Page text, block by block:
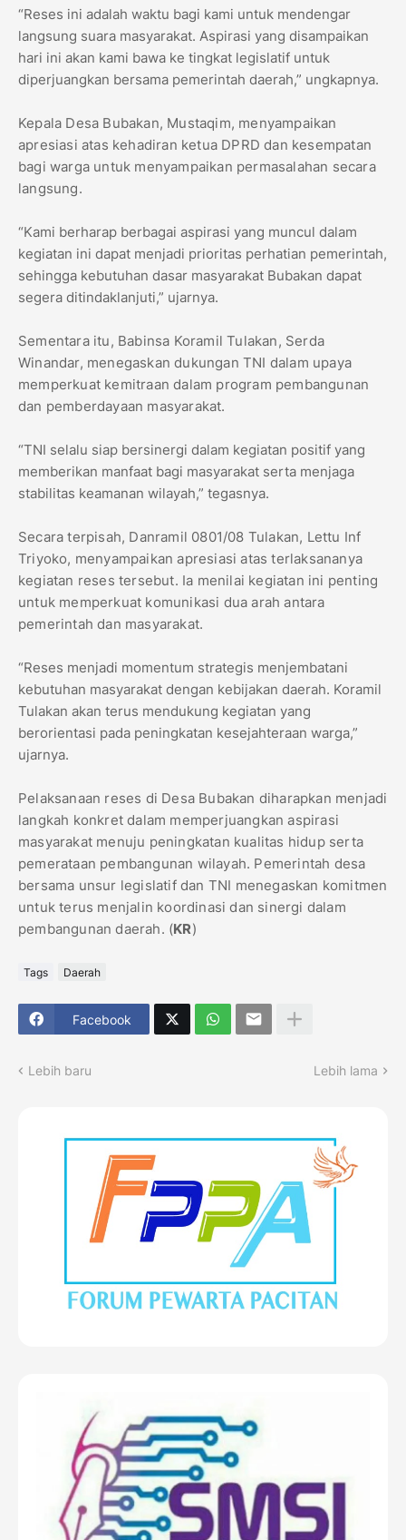
“Reses ini adalah waktu bagi kami untuk mendengar
langsung suara masyarakat. Aspirasi yang disampaikan
hari ini akan kami bawa ke tingkat legislatif untuk
diperjuangkan bersama pemerintah daerah,” ungkapnya.
Kepala Desa Bubakan, Mustaqim, menyampaikan
apresiasi atas kehadiran ketua DPRD dan kesempatan
bagi warga untuk menyampaikan permasalahan secara
langsung.
“Kami berharap berbagai aspirasi yang muncul dalam
kegiatan ini dapat menjadi prioritas perhatian pemerintah,
sehingga kebutuhan dasar masyarakat Bubakan dapat
segera ditindaklanjuti,” ujarnya.
Sementara itu, Babinsa Koramil Tulakan, Serda
Winandar, menegaskan dukungan TNI dalam upaya
memperkuat kemitraan dalam program pembangunan
dan pemberdayaan masyarakat.
“TNI selalu siap bersinergi dalam kegiatan positif yang
memberikan manfaat bagi masyarakat serta menjaga
stabilitas keamanan wilayah,” tegasnya.
Secara terpisah, Danramil 0801/08 Tulakan, Lettu Inf
Triyoko, menyampaikan apresiasi atas terlaksananya
kegiatan reses tersebut. Ia menilai kegiatan ini penting
untuk memperkuat komunikasi dua arah antara
pemerintah dan masyarakat.
“Reses menjadi momentum strategis menjembatani
kebutuhan masyarakat dengan kebijakan daerah. Koramil
Tulakan akan terus mendukung kegiatan yang
berorientasi pada peningkatan kesejahteraan warga,”
ujarnya.
Pelaksanaan reses di Desa Bubakan diharapkan menjadi
langkah konkret dalam memperjuangkan aspirasi
masyarakat menuju peningkatan kualitas hidup serta
pemerataan pembangunan wilayah. Pemerintah desa
bersama unsur legislatif dan TNI menegaskan komitmen
untuk terus menjalin koordinasi dan sinergi dalam
pembangunan daerah. (KR)
Tags Daerah
Facebook
Lebih baru Lebih lama